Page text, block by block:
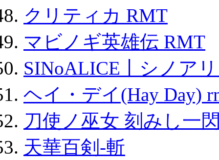
クリティカ RMT
マビノギ英雄伝 RMT
SINoALICE丨シノア
ヘイ・デイ(Hay Day)
刀使ノ巫女 刻みし一
天華百剣-斬